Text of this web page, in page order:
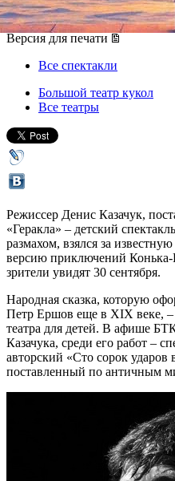
30 сентября 2017, суббота
Версия для печати
Все спектакли
Большой театр кукол
Все театры
Режиссер Денис Казачук,
«Геракла» – детский
размахом, взялся за
версию приключений
зрители увидят 30 сентября.
Народная сказка, которую
Петр Ершов еще в XIX веке, –
театра для детей. В афише
Казачука, среди его работ –
авторский «Сто сорок ударов
поставленный по античным